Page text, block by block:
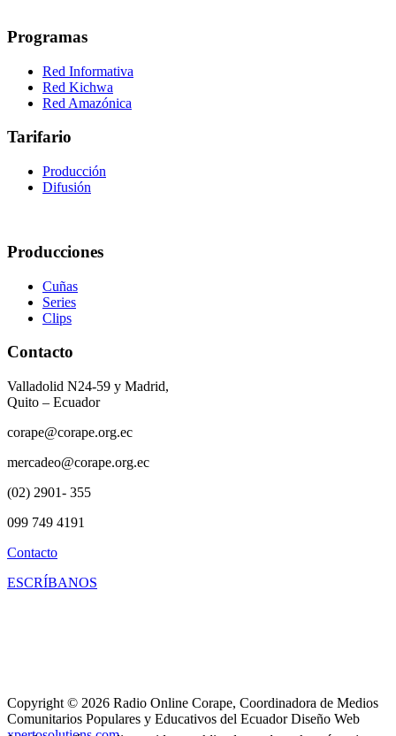
Programas
Red Informativa
Red Kichwa
Red Amazónica
Tarifario
Producción
Difusión
Producciones
Cuñas
Series
Clips
Contacto
Valladolid N24-59 y Madrid,
Quito – Ecuador
corape@corape.org.ec
mercadeo@corape.org.ec
(02) 2901- 355
099 749 4191
Contacto
ESCRÍBANOS
Copyright © 2026 Radio Online Corape, Coordinadora de Medios
Comunitarios Populares y Educativos del Ecuador Diseño Web